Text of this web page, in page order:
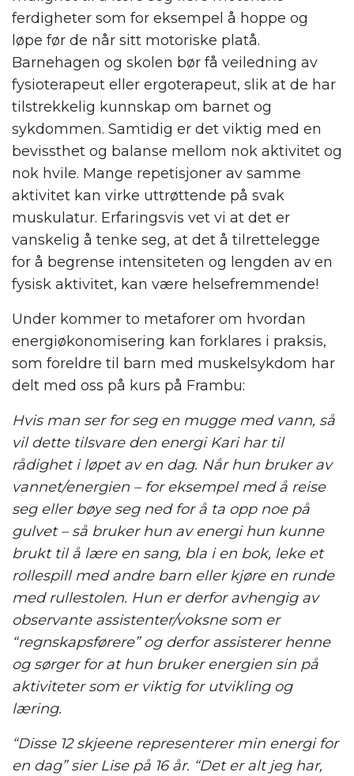
ferdigheter som for eksempel å hoppe og
løpe før de når sitt motoriske platå.
Barnehagen og skolen bør få veiledning av
fysioterapeut eller ergoterapeut, slik at de har
tilstrekkelig kunnskap om barnet og
sykdommen. Samtidig er det viktig med en
bevissthet og balanse mellom nok aktivitet og
nok hvile. Mange repetisjoner av samme
aktivitet kan virke uttrøttende på svak
muskulatur. Erfaringsvis vet vi at det er
vanskelig å tenke seg, at det å tilrettelegge
for å begrense intensiteten og lengden av en
fysisk aktivitet, kan være helsefremmende!
Under kommer to metaforer om hvordan
energiøkonomisering kan forklares i praksis,
som foreldre til barn med muskelsykdom har
delt med oss på kurs på Frambu:
Hvis man ser for seg en mugge med vann, så
vil dette tilsvare den energi Kari har til
rådighet i løpet av en dag. Når hun bruker av
vannet/energien – for eksempel med å reise
seg eller bøye seg ned for å ta opp noe på
gulvet – så bruker hun av energi hun kunne
brukt til å lære en sang, bla i en bok, leke et
rollespill med andre barn eller kjøre en runde
med rullestolen. Hun er derfor avhengig av
observante assistenter/voksne som er
“regnskapsførere” og derfor assisterer henne
og sørger for at hun bruker energien sin på
aktiviteter som er viktig for utvikling og
læring.
“Disse 12 skjeene representerer min energi for
en dag” sier Lise på 16 år. “Det er alt jeg har,